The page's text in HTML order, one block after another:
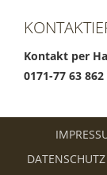
Kontakt per
0171-77 63 862
DATENSCHUTZ